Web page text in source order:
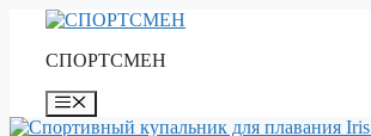
Перейти
содержимому
СПОРТСМЕН
Меню